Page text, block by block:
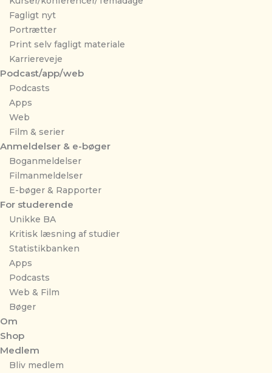
Fagligt nyt
Portrætter
Print selv fagligt materiale
Karriereveje
Podcast/app/web
Podcasts
Apps
Web
Film & serier
Anmeldelser & e-bøger
Boganmeldelser
Filmanmeldelser
E-bøger & Rapporter
For studerende
Unikke BA
Kritisk læsning af studier
Statistikbanken
Apps
Podcasts
Web & Film
Bøger
Om
Shop
Medlem
Bliv medlem